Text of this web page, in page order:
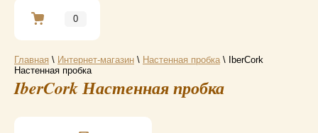
0
Главная \ Интернет-магазин \ Настенная пробка\ IberCork
Настенная пробка
IberCork Настенная пробка